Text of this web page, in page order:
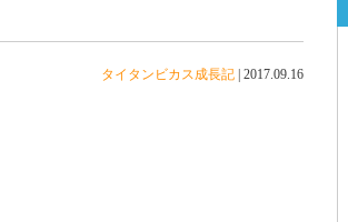
タイタンビカス成長記 2017.09.16